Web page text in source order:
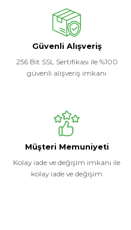
Güvenli Alışveriş
256 Bit SSL Sertifikası ile %100
güvenli alışveriş imkanı
Müşteri Memuniyeti
Kolay iade ve değişim imkanı ile
kolay iade ve değişim